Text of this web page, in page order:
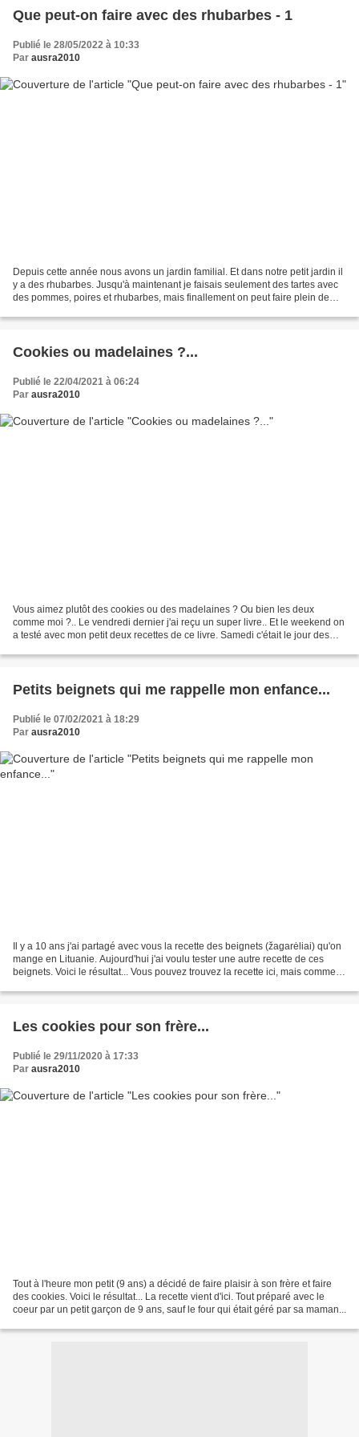
Que peut-on faire avec des rhubarbes - 1
Publié le 28/05/2022 à 10:33
Par ausra2010
Depuis cette année nous avons un jardin familial. Et dans notre petit jardin il
y a des rhubarbes. Jusqu'à maintenant je faisais seulement des tartes avec
des pommes, poires et rhubarbes, mais finallement on peut faire plein de
Cookies ou madelaines ?...
Publié le 22/04/2021 à 06:24
Par ausra2010
Vous aimez plutôt des cookies ou des madelaines ? Ou bien les deux
comme moi ?.. Le vendredi dernier j'ai reçu un super livre.. Et le weekend on
a testé avec mon petit deux recettes de ce livre. Samedi c'était le jour des
Petits beignets qui me rappelle mon enfance...
Publié le 07/02/2021 à 18:29
Par ausra2010
Il y a 10 ans j'ai partagé avec vous la recette des beignets (žagarėliai) qu'on
mange en Lituanie. Aujourd'hui j'ai voulu tester une autre recette de ces
beignets. Voici le résultat... Vous pouvez trouvez la recette ici, mais comme
Les cookies pour son frère...
Publié le 29/11/2020 à 17:33
Par ausra2010
Tout à l'heure mon petit (9 ans) a décidé de faire plaisir à son frère et faire
des cookies. Voici le résultat... La recette vient d'ici. Tout préparé avec le
coeur par un petit garçon de 9 ans, sauf le four qui était géré par sa maman...